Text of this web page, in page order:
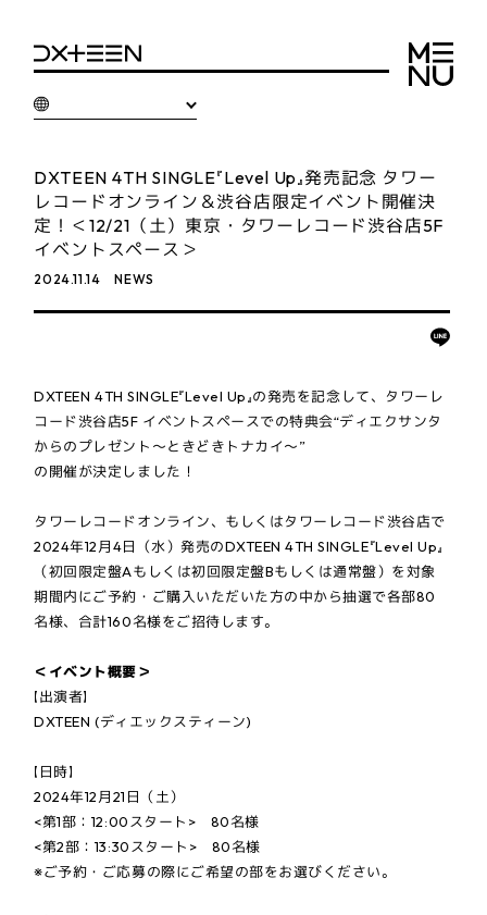
DXTEEN 4TH SINGLE『Level Up』発売記念 タワー
レコードオンライン＆渋谷店限定イベント開催決
定！＜12/21（土）東京・タワーレコード渋谷店5F
イベントスペース＞
2024.11.14 NEWS
DXTEEN 4TH SINGLE『Level Up』の発売を記念して、タワーレ
コード渋谷店5F イベントスペースでの特典会“ディエクサンタ
からのプレゼント〜ときどきトナカイ〜”
の開催が決定しました！
タワーレコードオンライン、もしくはタワーレコード渋谷店で
2024年12月4日（水）発売のDXTEEN 4TH SINGLE『Level Up』
（初回限定盤Aもしくは初回限定盤Bもしくは通常盤）を対象
期間内にご予約・ご購入いただいた方の中から抽選で各部80
名様、合計160名様をご招待します。
＜イベント概要＞
【出演者】
DXTEEN (ディエックスティーン)
【日時】
2024年12月21日（土）
<第1部：12:00スタート> 80名様
<第2部：13:30スタート> 80名様
※ご予約・ご応募の際にご希望の部をお選びください。